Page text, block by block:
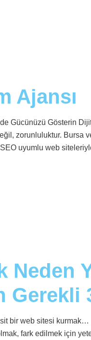
Ajansı
Gücünüzü Gösterin
zorunluluktur. Bursa
uyumlu web
Neden
Gerekli
bir web sitesi
fark edilmek için